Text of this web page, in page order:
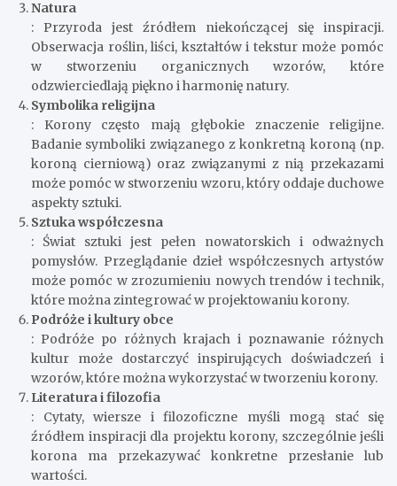
Natura
: Przyroda jest źródłem niekończącej się inspiracji.
Obserwacja roślin, liści, kształtów i tekstur może pomóc
w stworzeniu organicznych wzorów, które
odzwierciedlają piękno i harmonię natury.
Symbolika religijna
: Korony często mają głębokie znaczenie religijne.
Badanie symboliki związanego z konkretną koroną (np.
koroną cierniową) oraz związanymi z nią przekazami
może pomóc w stworzeniu wzoru, który oddaje duchowe
aspekty sztuki.
Sztuka współczesna
: Świat sztuki jest pełen nowatorskich i odważnych
pomysłów. Przeglądanie dzieł współczesnych artystów
może pomóc w zrozumieniu nowych trendów i technik,
które można zintegrować w projektowaniu korony.
Podróże i kultury obce
: Podróże po różnych krajach i poznawanie różnych
kultur może dostarczyć inspirujących doświadczeń i
wzorów, które można wykorzystać w tworzeniu korony.
Literatura i filozofia
: Cytaty, wiersze i filozoficzne myśli mogą stać się
źródłem inspiracji dla projektu korony, szczególnie jeśli
korona ma przekazywać konkretne przesłanie lub
wartości.